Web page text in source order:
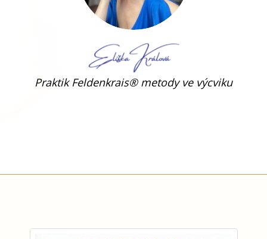
Praktik Feldenkrais® metody ve výcviku